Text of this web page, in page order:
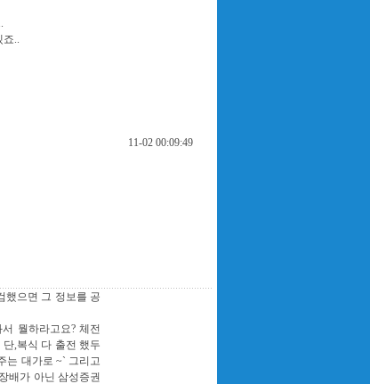
죠..
11-02 00:09:49
했으면 그 정보를 공
뭘하라고요? 체전
,복식 다 출전 했두
는 대가로 ~` 그리고
배가 아닌 삼성증권